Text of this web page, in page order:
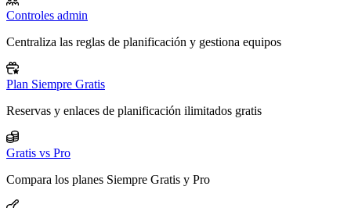
Controles admin
Centraliza las reglas de planificación y gestiona equipos
Plan Siempre Gratis
Reservas y enlaces de planificación ilimitados gratis
Gratis vs Pro
Compara los planes Siempre Gratis y Pro